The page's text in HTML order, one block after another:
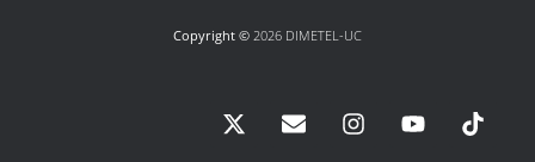
Copyright © 2026 DIMETEL-UC